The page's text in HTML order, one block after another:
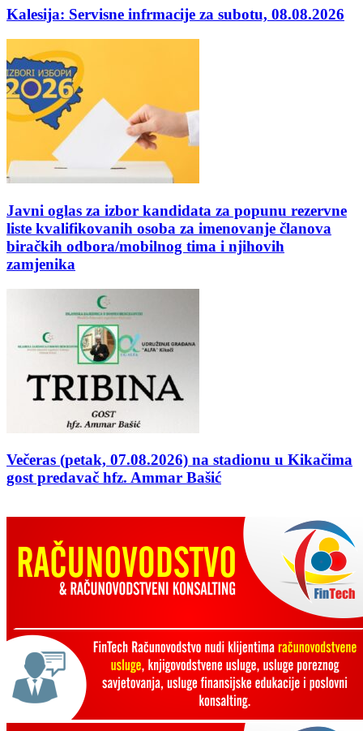
Kalesija: Servisne infrmacije za subotu, 08.08.2026
Javni oglas za izbor kandidata za popunu rezervne
liste kvalifikovanih osoba za imenovanje članova
biračkih odbora/mobilnog tima i njihovih
zamjenika
Večeras (petak, 07.08.2026) na stadionu u Kikačima
gost predavač hfz. Ammar Bašić